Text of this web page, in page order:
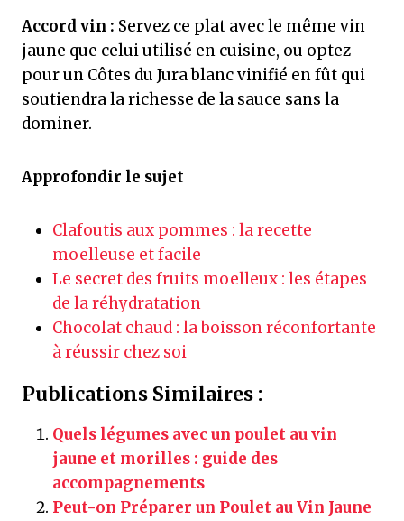
Accord vin : Servez ce plat avec le même vin
jaune que celui utilisé en cuisine, ou optez
pour un Côtes du Jura blanc vinifié en fût qui
soutiendra la richesse de la sauce sans la
dominer.
Approfondir le sujet
Clafoutis aux pommes : la recette
moelleuse et facile
Le secret des fruits moelleux : les étapes
de la réhydratation
Chocolat chaud : la boisson réconfortante
à réussir chez soi
Publications Similaires :
Quels légumes avec un poulet au vin
jaune et morilles : guide des
accompagnements
Peut-on Préparer un Poulet au Vin Jaune